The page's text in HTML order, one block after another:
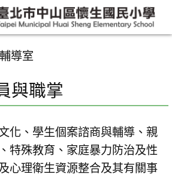
輔導室
與職掌
化、學生個案諮商與輔導、親
特殊教育、家庭暴力防治及性
心理衛生資源整合及其有關事